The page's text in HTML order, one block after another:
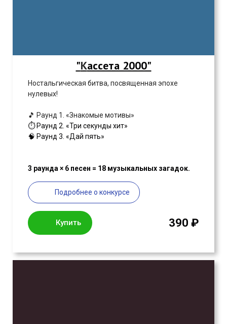
"Кассета 2000"
Ностальгическая битва, посвященная эпохе
нулевых!
🎵 Раунд 1. «Знакомые мотивы»
⏱️ Раунд 2. «Три секунды хит»
🧠 Раунд 3. «Дай пять»
3 раунда × 6 песен = 18 музыкальных загадок.
Подробнее о конкурсе
Купить 390 ₽